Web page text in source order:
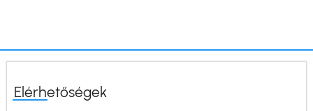
Elérhetőségek